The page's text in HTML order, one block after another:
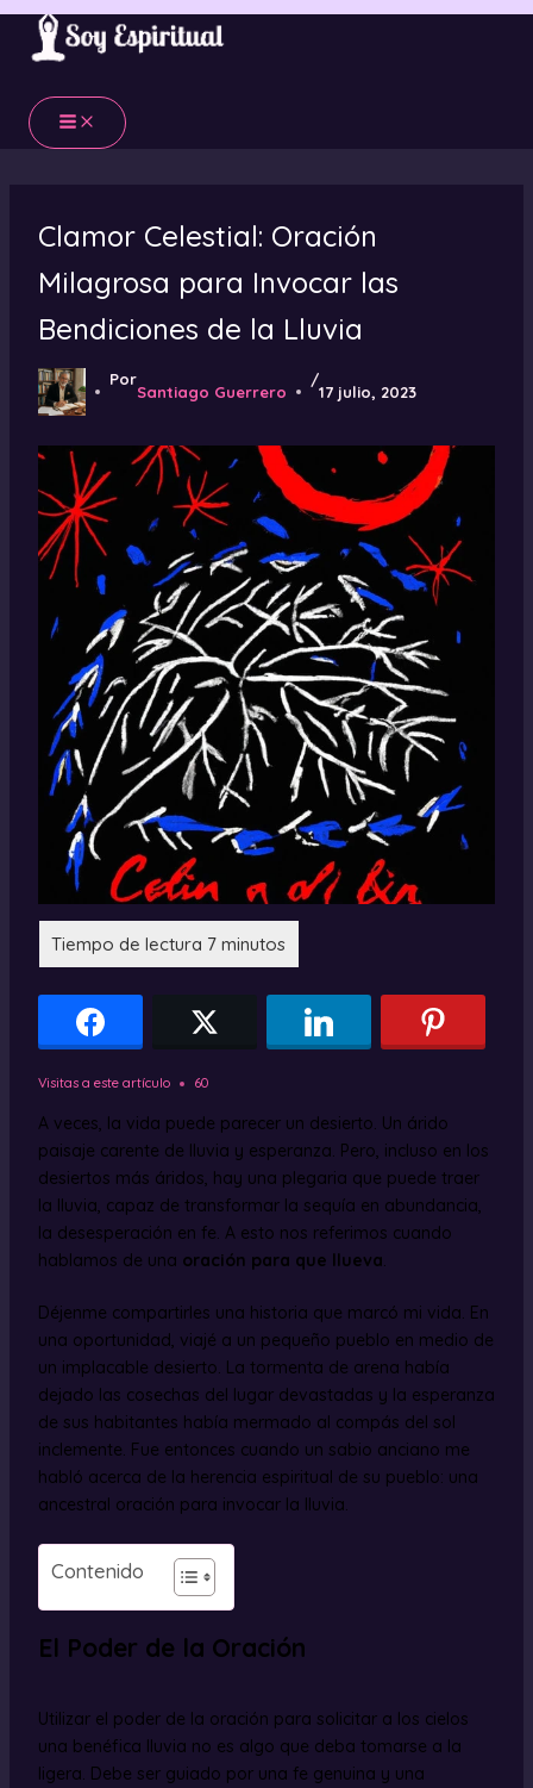
Ir
contenido
Clamor Celestial: Oración
Milagrosa para Invocar las
Bendiciones de la Lluvia
Por
Santiago Guerrero
/
17 julio, 2023
Visitas a este artículo 60
A veces, la vida puede parecer un desierto. Un árido
paisaje carente de lluvia y esperanza. Pero, incluso en los
desiertos más áridos, hay una plegaria que puede traer
la lluvia, capaz de transformar la sequía en abundancia,
la desesperación en fe. A esto nos referimos cuando
hablamos de una oración para que llueva.
Déjenme compartirles una historia que marcó mi vida. En
una oportunidad, viajé a un pequeño pueblo en medio de
un implacable desierto. La tormenta de arena había
dejado las cosechas del lugar devastadas y la esperanza
de sus habitantes había mermado al compás del sol
inclemente. Fue entonces cuando un sabio anciano me
habló acerca de la herencia espiritual de su pueblo: una
ancestral oración para invocar la lluvia.
Contenido
El Poder de la Oración
Utilizar el poder de la oración para solicitar a los cielos
una benéfica lluvia no es algo que deba tomarse a la
ligera. Debe ser guiado por una fe genuina y una